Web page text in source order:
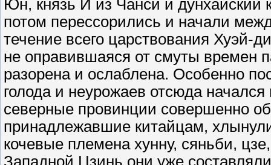
Юн, князь И из Чанси и дунхайский
потом перессорились и начали
течение всего царствования Хуэй-
не оправившаяся от смуты времен
разорена и ослаблена. Особенно
голода и неурожаев отсюда
северные провинции совершенно
принадлежавшие китайцам,
кочевые племена хунну, сяньби,
Западной Цзинь они уже